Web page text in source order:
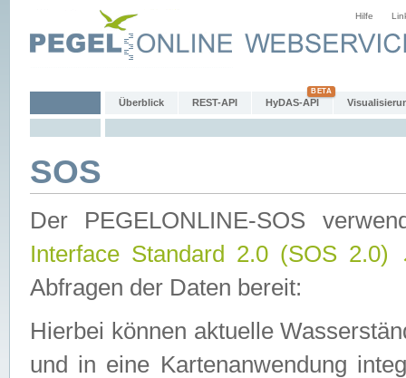
Hilfe
Überblick REST-API HyDAS-API
SOS
Der PEGELONLINE-SOS
Interface Standard 2.0 (SOS 2.0)
Abfragen der Daten bereit:
Hierbei können aktuelle
und in eine Kartenanwendung